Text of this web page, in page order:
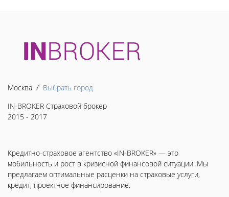
Москва / Выбрать город
IN-BROKER Страховой брокер
2015 - 2017
Кредитно-страховое агентство «IN-BROKER» — это
мобильность и рост в кризисной финансовой ситуации. Мы
предлагаем оптимальные расценки на страховые услуги,
кредит, проектное финансирование.